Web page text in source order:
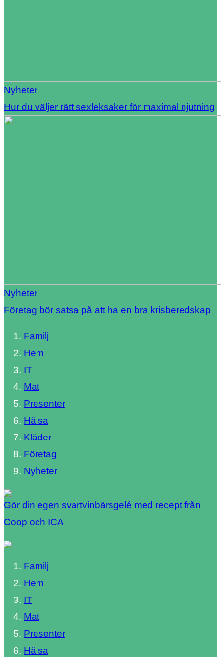
Nyheter
Hur du väljer rätt sexleksaker för maximal njutning
Nyheter
Företag bör satsa på att ha en bra krisberedskap
Familj
Hem
IT
Mat
Presenter
Hälsa
Kläder
Företag
Nyheter
Gör din egen svartvinbärsgelé med recept från
Coop och ICA
Familj
Hem
IT
Mat
Presenter
Hälsa